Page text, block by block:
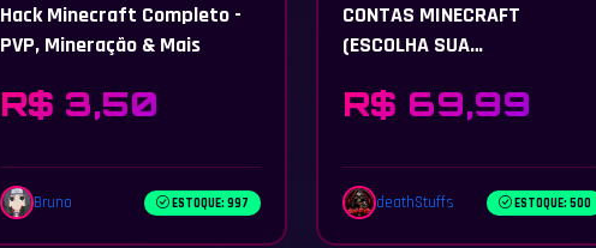
Hack Minecraft Completo -
PVP, Mineração & Mais
R$ 3,50
Bruno ESTOQUE: 997
CONTAS MINECRAFT
(ESCOLHA SUA
FULL ACESSO
R$ 69,99
deathStuffs ESTOQUE: 500